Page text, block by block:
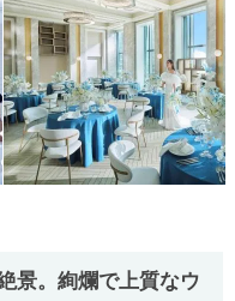
景。絢爛で上質なウ